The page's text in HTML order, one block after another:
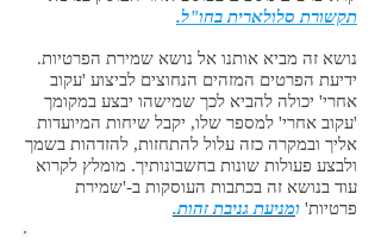
תקשורת סלולארית בחו"ל.
נושא זה מביא אותנו אל נושא שמירת הפרטיות.
ידיעת הפרטים המזהים הנחוצים לביצוע 'עקוב
אחרי' יכולה להביא לכך שמישהו יבצע במקומך
'עקוב אחרי' למספר שלו, יקבל שיחות המיועדות
אליך ובמקרה כזה עלול להתחזות, להזדהות בשמך
ולבצע פעולות שונות בחשבונותיך. מומלץ לקרוא
עוד בנושא זה בכתבות העוסקות ב-'שמירת
פרטיות' ומניעת גניבת זהות.